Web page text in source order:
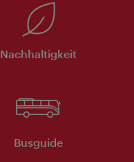
Nachhaltigkeit
Busguide